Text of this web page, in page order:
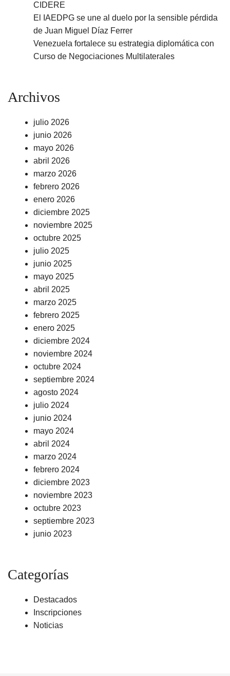
CIDERE
El IAEDPG se une al duelo por la sensible pérdida
de Juan Miguel Díaz Ferrer
Venezuela fortalece su estrategia diplomática con
Curso de Negociaciones Multilaterales
Archivos
julio 2026
junio 2026
mayo 2026
abril 2026
marzo 2026
febrero 2026
enero 2026
diciembre 2025
noviembre 2025
octubre 2025
julio 2025
junio 2025
mayo 2025
abril 2025
marzo 2025
febrero 2025
enero 2025
diciembre 2024
noviembre 2024
octubre 2024
septiembre 2024
agosto 2024
julio 2024
junio 2024
mayo 2024
abril 2024
marzo 2024
febrero 2024
diciembre 2023
noviembre 2023
octubre 2023
septiembre 2023
junio 2023
Categorías
Destacados
Inscripciones
Noticias